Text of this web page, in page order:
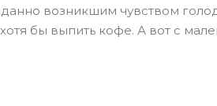
возникшим чувством
бы выпить кофе. А вот с